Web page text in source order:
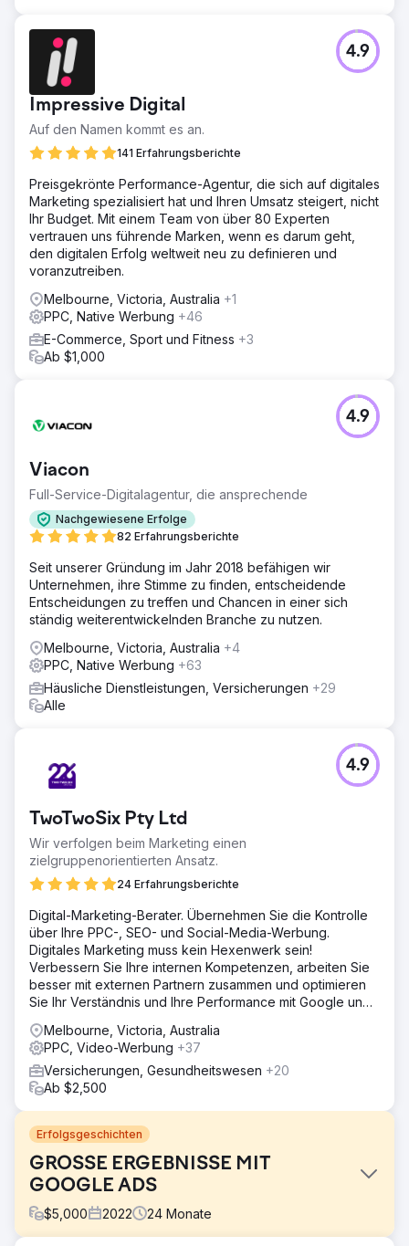
Impressive Digital
Auf den Namen kommt es an.
141 Erfahrungsberichte
4.9
Preisgekrönte Performance-Agentur, die sich auf digitales
Marketing spezialisiert hat und Ihren Umsatz steigert, nicht
Ihr Budget. Mit einem Team von über 80 Experten
vertrauen uns führende Marken, wenn es darum geht,
den digitalen Erfolg weltweit neu zu definieren und
voranzutreiben.
Melbourne, Victoria, Australia +1
PPC, Native Werbung +46
E-Commerce, Sport und Fitness +3
Ab $1,000
Viacon
Full-Service-Digitalagentur, die ansprechende
Nachgewiesene Erfolge
82 Erfahrungsberichte
4.9
Seit unserer Gründung im Jahr 2018 befähigen wir
Unternehmen, ihre Stimme zu finden, entscheidende
Entscheidungen zu treffen und Chancen in einer sich
ständig weiterentwickelnden Branche zu nutzen.
Melbourne, Victoria, Australia +4
PPC, Native Werbung +63
Häusliche Dienstleistungen, Versicherungen +29
Alle
TwoTwoSix Pty Ltd
Wir verfolgen beim Marketing einen
zielgruppenorientierten Ansatz.
24 Erfahrungsberichte
4.9
Digital-Marketing-Berater. Übernehmen Sie die Kontrolle
über Ihre PPC-, SEO- und Social-Media-Werbung.
Digitales Marketing muss kein Hexenwerk sein!
Verbessern Sie Ihre internen Kompetenzen, arbeiten Sie
besser mit externen Partnern zusammen und optimieren
Sie Ihr Verständnis und Ihre Performance mit Google und
Melbourne, Victoria, Australia
PPC, Video-Werbung +37
Versicherungen, Gesundheitswesen +20
Ab $2,500
Erfolgsgeschichten
GROSSE ERGEBNISSE MIT
GOOGLE ADS
$5,000 2022 24 Monate